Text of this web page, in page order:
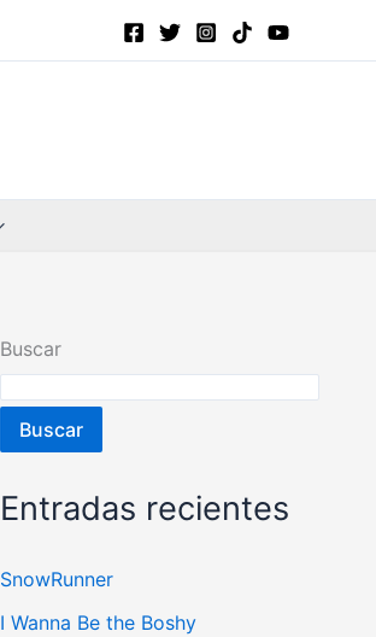
Buscar
Buscar
Entradas recientes
SnowRunner
I Wanna Be the Boshy